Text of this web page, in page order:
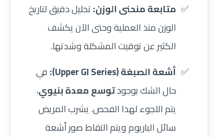
متابعة منحنى الوزن:تحليل دقيق لتاريخ
الوزن منذ العملية وحتى الآن يكشف
الكثير عن توقيت المشكلة وشدتها.
أشعة الصبغة (Upper GI Series):
في
حال الشك بوجودتوسع معدة بنيوي،
يتم اللجوء لهذا الفحص. يشرب المريض
سائل الباريوم ويتم التقاط صور أشعة